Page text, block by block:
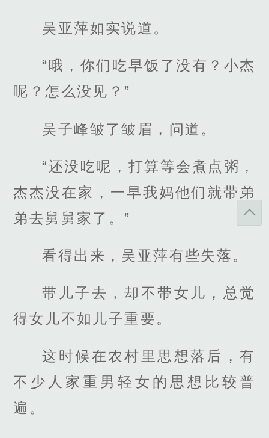
吴亚萍如实说道。
“哦，你们吃早饭了没有？小杰
呢？怎么没见？”
吴子峰皱了皱眉，问道。
“还没吃呢，打算等会煮点粥，
杰杰没在家，一早我妈他们就带弟
弟去舅舅家了。”
看得出来，吴亚萍有些失落。
带儿子去，却不带女儿，总觉
得女儿不如儿子重要。
这时候在农村里思想落后，有
不少人家重男轻女的思想比较普
遍。